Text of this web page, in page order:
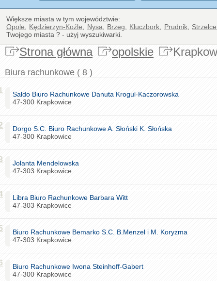
Większe miasta w tym województwie:
Opole
Kędzierzyn-Koźle Nysa Brzeg Kluczbork Prudnik,
Twojego miasta ? - użyj wyszukiwarki.
Strona główna opolskie
Biura rachunkowe ( 8 )
Saldo Biuro Rachunkowe Danuta Krogul-Kaczorowska
47-300 Krapkowice
Dorgo S.C. Biuro Rachunkowe A. Słoński K. Słońska
47-300 Krapkowice
Jolanta Mendelowska
47-303 Krapkowice
Libra Biuro Rachunkowe Barbara Witt
47-303 Krapkowice
Biuro Rachunkowe Bemarko S.C. B.Menzel i M. Koryzma
47-303 Krapkowice
Biuro Rachunkowe Iwona Steinhoff-Gabert
47-300 Krapkowice